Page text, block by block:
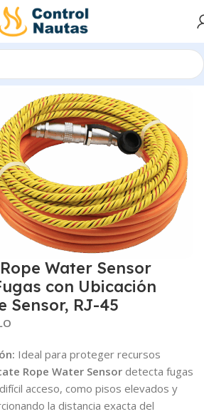
Water Sensor
con Ubicación
Sensor, RJ-45
Ideal para proteger recursos
Rope Water Sensor detecta fugas
acceso, como pisos elevados y
la distancia exacta del